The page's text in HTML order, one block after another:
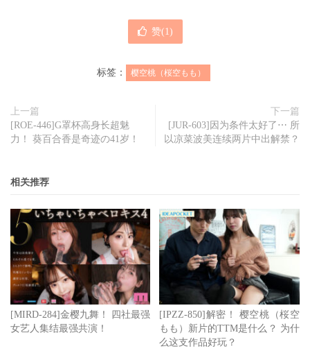
空もも(樱空桃)当然也发了私讯过去，不过对方完全没有回
所以你现在无消无息是怎样？可以快点把那个名字(樱空桃
official)拿掉吗？
这样子大家就知道了，为了避免混淆，前进B站的樱空もも
过这也反映了明明艺名的主人是她，但B站没有办法强制那
站就只能是樱空桃1203⋯
看下去。
点击查看完整图文
[樱空 桃]作品下载地址
赞(1)
标签： 樱空桃（桜空もも）
上一篇
[ROE-446]G罩杯高身长超魅
力！ 葵百合香是奇迹の41岁！
下一篇
[JUR-603]因为条件太好了⋯ 所
以凉菜波美连续两片中出解禁？
相关推荐
[MIRD-284]金樱九舞！ 四社最强
女艺人集结最强共演！
[IPZZ-850]解密！ 樱空桃（桜空
もも）新片的TTM是什么？ 为什
么这支作品好玩？